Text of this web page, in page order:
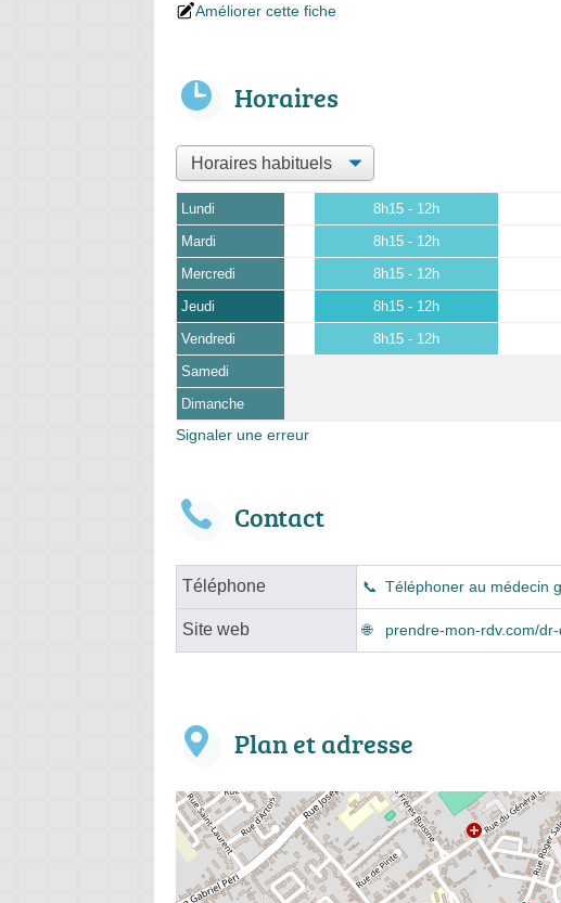
Améliorer cette fiche
Horaires
Lundi 8h15 - 12h
Mardi 8h15 - 12h
Mercredi 8h15 - 12h
Jeudi 8h15 - 12h
Vendredi 8h15 - 12h
Samedi
Dimanche
Signaler une erreur
Contact
Téléphone Téléphoner au médecin
Site web prendre-mon-rdv.com/
Plan et adresse